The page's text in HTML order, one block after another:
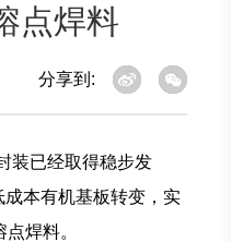
点焊料
分享到:
装已经取得稳步发
本有机基板转变，实
焊料。